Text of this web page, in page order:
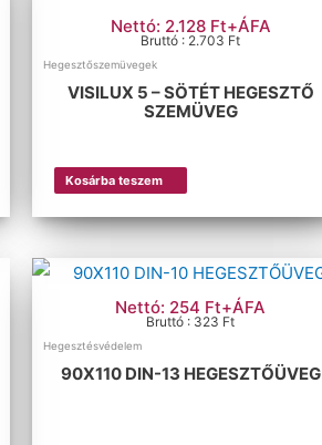
Nettó: 2.128 Ft+ÁFA
Bruttó : 2.703 Ft
Hegesztőszemüvegek
VISILUX 5 – SÖTÉT HEGESZTŐ
SZEMÜVEG
Kosárba teszem
Nettó: 254 Ft+ÁFA
Bruttó : 323 Ft
Hegesztésvédelem
90X110 DIN-13 HEGESZTŐÜVEG